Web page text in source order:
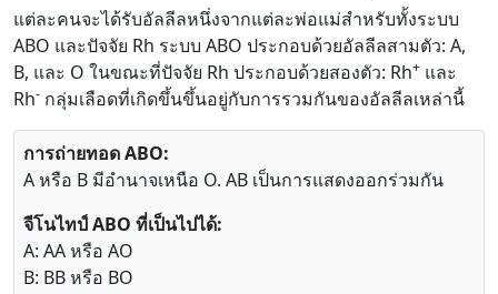
แต่ละคนจะได้รับอัลลีลหนึ่งจากแต่ละพ่อแม่สำหรับทั้งระบบ
ABO และปัจจัย Rh ระบบ ABO ประกอบด้วยอัลลีลสามตัว: A,
B, และ O ในขณะที่ปัจจัย Rh ประกอบด้วยสองตัว: Rh+ และ
Rh- กลุ่มเลือดที่เกิดขึ้นขึ้นอยู่กับการรวมกันของอัลลีลเหล่านี้
การถ่ายทอด ABO:
A หรือ B มีอำนาจเหนือ O. AB เป็นการแสดงออกร่วมกัน
จีโนไทป์ ABO ที่เป็นไปได้:
A: AA หรือ AO
B: BB หรือ BO